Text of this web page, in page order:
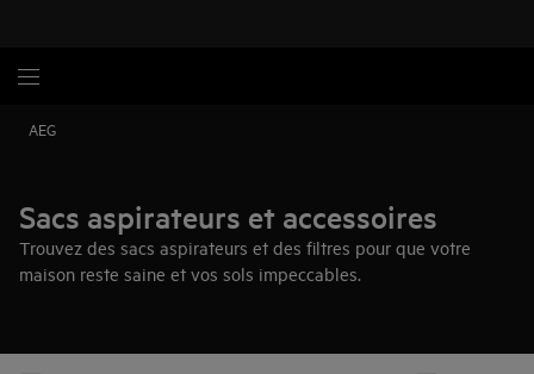
AEG
Sacs aspirateurs et accessoires
Trouvez des sacs aspirateurs et des filtres pour que votre
maison reste saine et vos sols impeccables.